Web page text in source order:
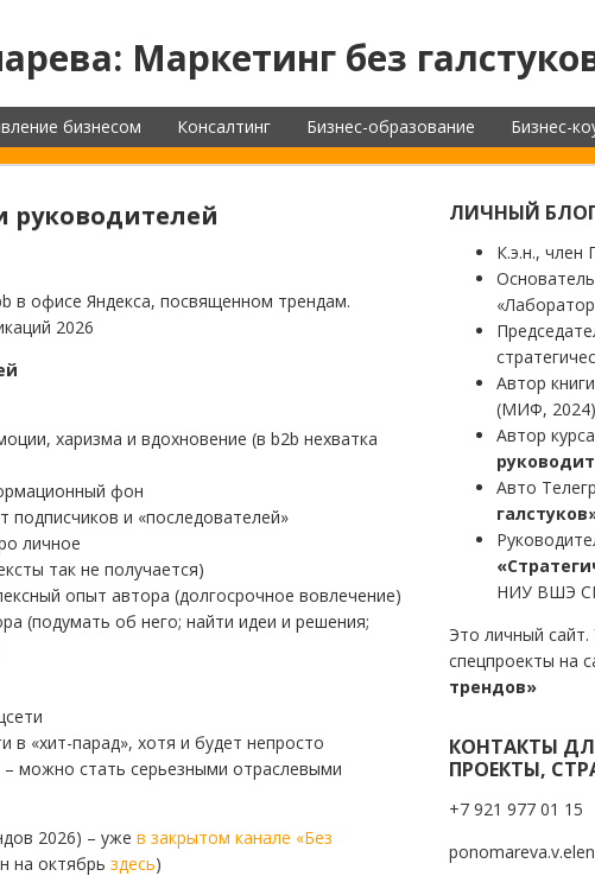
Маркетинг без
бизнесом Консалтинг Бизнес-образование Бизнес-
руководителей
в офисе Яндекса, посвященном трендам.
2026
харизма и вдохновение (в b2b нехватка
фон
подписчиков и «последователей»
личное
так не получается)
опыт автора (долгосрочное вовлечение)
(подумать об него; найти идеи и решения;
в «хит-парад», хотя и будет непросто
можно стать серьезными отраслевыми
2026) – уже в закрытом канале «Без
на октябрь здесь)
ЛИЧНЫЙ
К.э.н., член
Автор книги
(МИФ, 2024)
Автор курса
Авто
НИУ ВШЭ
Это личный сайт.
спецпроекты на
трендов»
КОНТАКТЫ
ПРОЕКТЫ,
+7 921 977 01 15